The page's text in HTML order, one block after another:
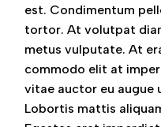
est. Condimentum
tortor. At volutpat
metus vulputate. At
commodo elit at
vitae auctor eu augue
Lobortis mattis